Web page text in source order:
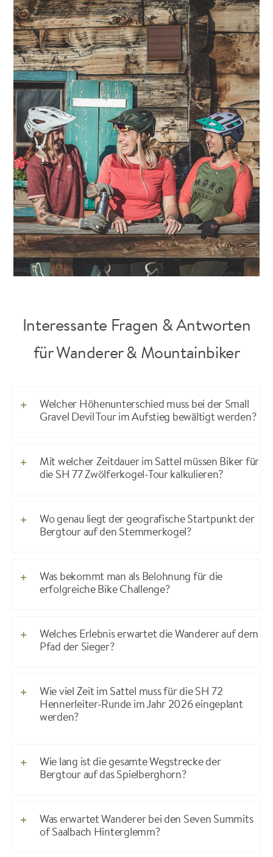
Interessante Fragen & Antworten
für Wanderer & Mountainbiker
Welcher Höhenunterschied muss bei der Small
Gravel Devil Tour im Aufstieg bewältigt werden?
Mit welcher Zeitdauer im Sattel müssen Biker für
die SH 77 Zwölferkogel-Tour kalkulieren?
Wo genau liegt der geografische Startpunkt der
Bergtour auf den Stemmerkogel?
Was bekommt man als Belohnung für die
erfolgreiche Bike Challenge?
Welches Erlebnis erwartet die Wanderer auf dem
Pfad der Sieger?
Wie viel Zeit im Sattel muss für die SH 72
Hennerleiter-Runde im Jahr 2026 eingeplant
werden?
Wie lang ist die gesamte Wegstrecke der
Bergtour auf das Spielberghorn?
Was erwartet Wanderer bei den Seven Summits
of Saalbach Hinterglemm?